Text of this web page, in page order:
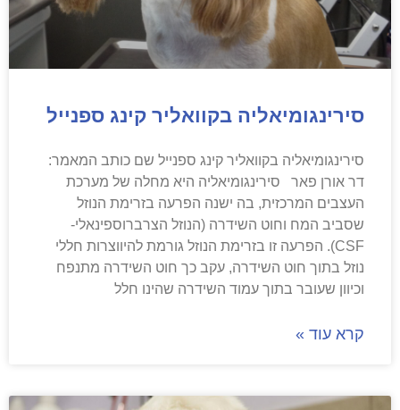
סירינגומיאליה בקוואליר קינג ספנייל
סירינגומיאליה בקוואליר קינג ספנייל שם כותב המאמר:
דר אורן פאר סירינגומיאליה היא מחלה של מערכת
העצבים המרכזית, בה ישנה הפרעה בזרימת הנוזל
שסביב המח וחוט השידרה (הנוזל הצרברוספינאלי-
CSF). הפרעה זו בזרימת הנוזל גורמת להיווצרות חללי
נוזל בתוך חוט השידרה, עקב כך חוט השידרה מתנפח
וכיוון שעובר בתוך עמוד השידרה שהינו חלל
קרא עוד »